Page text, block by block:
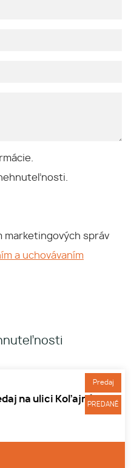
marketingových správ
a uchovávaním
na ulici Koľajná -
Predaj
PREDANÉ